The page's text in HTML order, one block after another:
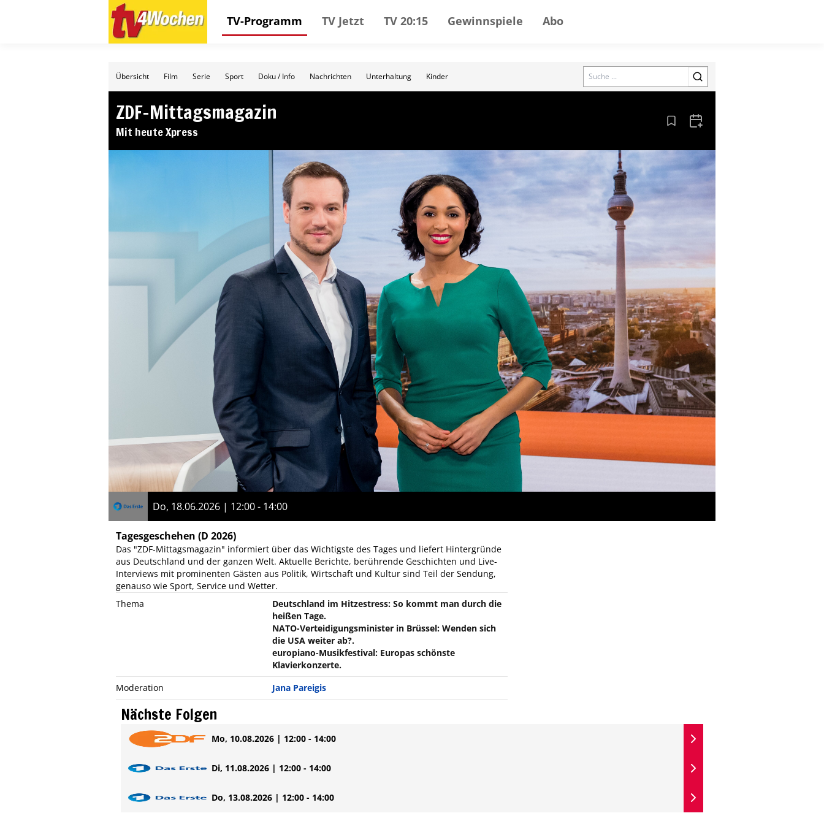
TV-Programm TV Jetzt TV 20:15 Gewinnspiele Abo
Übersicht Film Serie Sport Doku / Info Nachrichten Unterhaltung Kinder Search
ZDF-Mittagsmagazin
Mit heute Xpress Aus den Lesezeichen entfernen
Zum Kalender hinzufügen
Do, 18.06.2026 | 12:00 - 14:00
Tagesgeschehen (D 2026)
Das "ZDF-Mittagsmagazin" informiert über das Wichtigste des Tages und liefert Hintergründe
aus Deutschland und der ganzen Welt. Aktuelle Berichte, berührende Geschichten und Live-
Interviews mit prominenten Gästen aus Politik, Wirtschaft und Kultur sind Teil der Sendung,
genauso wie Sport, Service und Wetter.
Thema
Deutschland im Hitzestress: So kommt man durch die
heißen Tage.
NATO-Verteidigungsminister in Brüssel: Wenden sich
die USA weiter ab?.
europiano-Musikfestival: Europas schönste
Klavierkonzerte.
Moderation
Jana Pareigis
Nächste Folgen
Mo, 10.08.2026 | 12:00 - 14:00
Di, 11.08.2026 | 12:00 - 14:00
Do, 13.08.2026 | 12:00 - 14:00